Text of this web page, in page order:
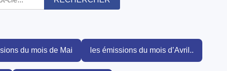
du mois de Mai les émissions du mois d’Avril..